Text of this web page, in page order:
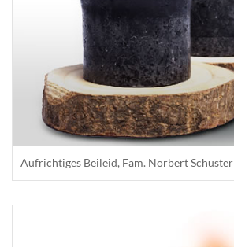
Aufrichtiges Beileid, Fam. Norbert Schuster